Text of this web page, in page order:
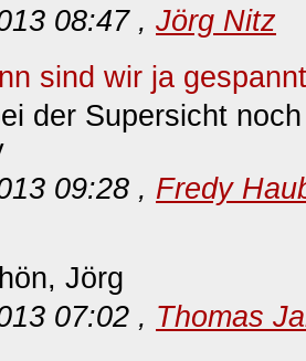
08:47 , Jörg Nitz
sind wir ja
der Supersicht
09:28 , Fredy
Jörg
07:02 , Thomas